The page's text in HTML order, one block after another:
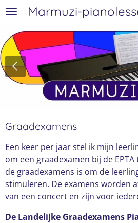
Ga
naar
de
hoofdinhoud
Marmuzi-
Graadexamens
Een keer per jaar stel ik mijn
om een graadexamen bij de
de graadexamens is om de
stimuleren. De examens worden
van een concert en zijn voor
De Landelijke Graadexamens